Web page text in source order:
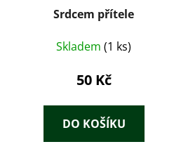
Srdcem přítele
Skladem (1 ks)
50 Kč
DO KOŠÍKU